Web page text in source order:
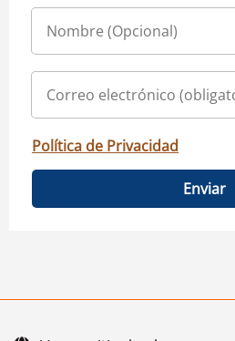
Política de Privacidad
Enviar